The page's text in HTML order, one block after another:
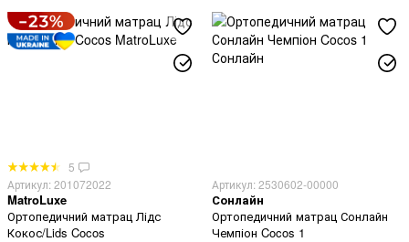
5
Артикул: 201072022
MatroLuxe
Ортопедичний матрац Лідс
Кокос/Lids Cocos
Артикул: 2530602-00000
Сонлайн
Ортопедичний матрац Сонлайн
Чемпіон Cocos 1